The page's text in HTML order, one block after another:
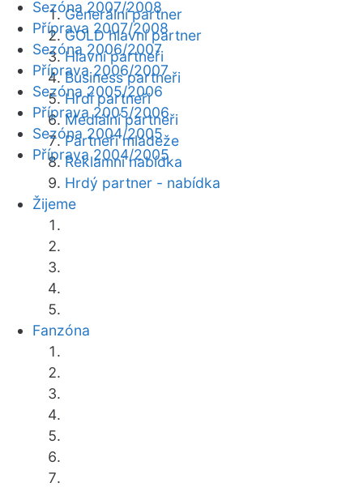
Generální partner
GOLD hlavní partner
Hlavní partneři
Business partneři
Hrdí partneři
Mediální partneři
Partneři mládeže
Reklamní nabídka
Hrdý partner - nabídka
Žijeme
Fanzóna
Sezóna 2007/2008
Příprava 2007/2008
Sezóna 2006/2007
Příprava 2006/2007
Sezóna 2005/2006
Příprava 2005/2006
Sezóna 2004/2005
Příprava 2004/2005